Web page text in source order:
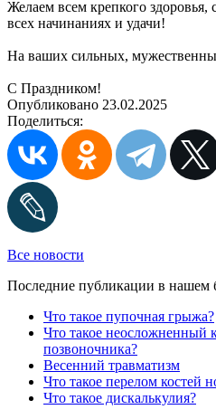
Желаем всем крепкого здоровья,
всех начинаниях и удачи!
На ваших сильных,
С Праздником!
Опубликовано 23.02.2025
Поделиться:
Все новости
Последние публикации в нашем
Что такое пупочная грыжа?
Что такое неосложненный
позвоночника?
Весенний травматизм
Что такое перелом костей
Что такое дискалькулия?